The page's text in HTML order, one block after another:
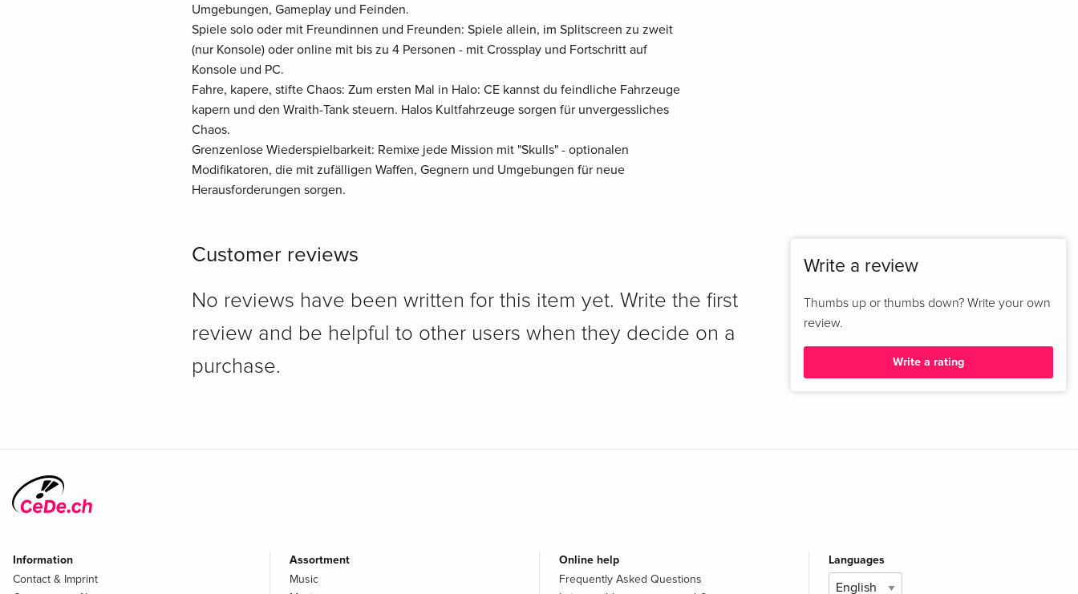
Umgebungen, Gameplay und Feinden.
Spiele solo oder mit Freundinnen und Freunden: Spiele allein, im Splitscreen zu zweit
(nur Konsole) oder online mit bis zu 4 Personen - mit Crossplay und Fortschritt auf
Konsole und PC.
Fahre, kapere, stifte Chaos: Zum ersten Mal in Halo: CE kannst du feindliche Fahrzeuge
kapern und den Wraith-Tank steuern. Halos Kultfahrzeuge sorgen für unvergessliches
Chaos.
Grenzenlose Wiederspielbarkeit: Remixe jede Mission mit "Skulls" - optionalen
Modifikatoren, die mit zufälligen Waffen, Gegnern und Umgebungen für neue
Herausforderungen sorgen.
Customer reviews
No reviews have been written for this item yet. Write the first
review and be helpful to other users when they decide on a
purchase.
Write a review
Thumbs up or thumbs down? Write your own
review.
Write a rating
Information
Contact & Imprint
Assortment
Music
Online help
Frequently Asked Questions
Languages